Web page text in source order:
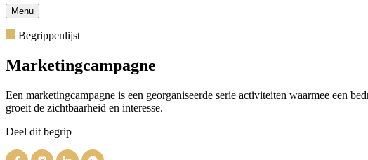
Menu
Begrippenlijst
Marketingcampagne
Een marketingcampagne is een georganiseerde serie activiteiten waarmee een
groeit de zichtbaarheid en interesse.
Deel dit begrip